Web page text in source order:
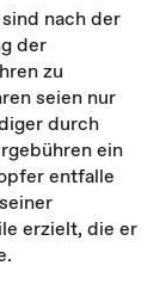
nach der
der
zu
seien nur
durch
ein
entfalle
erzielt, die er